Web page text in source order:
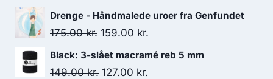
Drenge - Håndmalede uroer fra Genfundet
175.00kr. 159.00 kr.
Black: 3-slået macramé reb 5 mm
149.00kr. 127.00 kr.